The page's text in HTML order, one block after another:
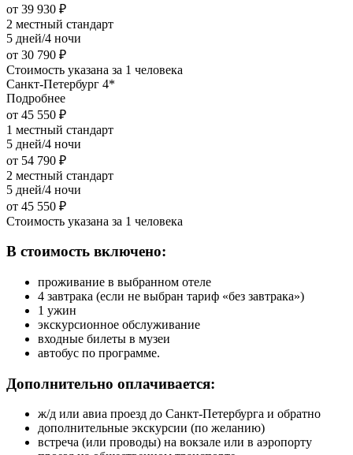
от 39 930 ₽
2 местный стандарт
5 дней/4 ночи
от 30 790 ₽
Стоимость указана за 1 человека
Санкт-Петербург 4*
Подробнее
от 45 550 ₽
1 местный стандарт
5 дней/4 ночи
от 54 790 ₽
2 местный стандарт
5 дней/4 ночи
от 45 550 ₽
Стоимость указана за 1 человека
В стоимость включено:
проживание в выбранном отеле
4 завтрака (если не выбран тариф «без завтрака»)
1 ужин
экскурсионное обслуживание
входные билеты в музеи
автобус по программе.
Дополнительно оплачивается:
ж/д или авиа проезд до Санкт-Петербурга и обратно
дополнительные экскурсии (по желанию)
встреча (или проводы) на вокзале или в аэропорту